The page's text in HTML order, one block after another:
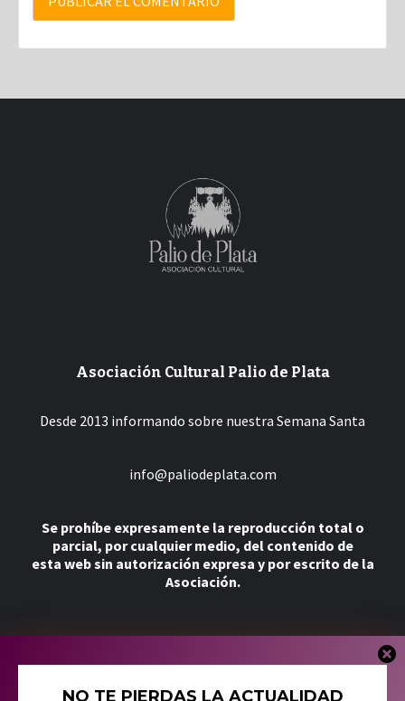
NO TE PIERDAS LA ACTUALIDAD
Asociación Cultural Palio de Plata
Desde 2013 informando sobre nuestra Semana Santa
info@paliodeplata.com
Se prohíbe expresamente la reproducción total o
parcial, por cualquier medio, del contenido de
esta web sin autorización expresa y por escrito de la
Asociación.